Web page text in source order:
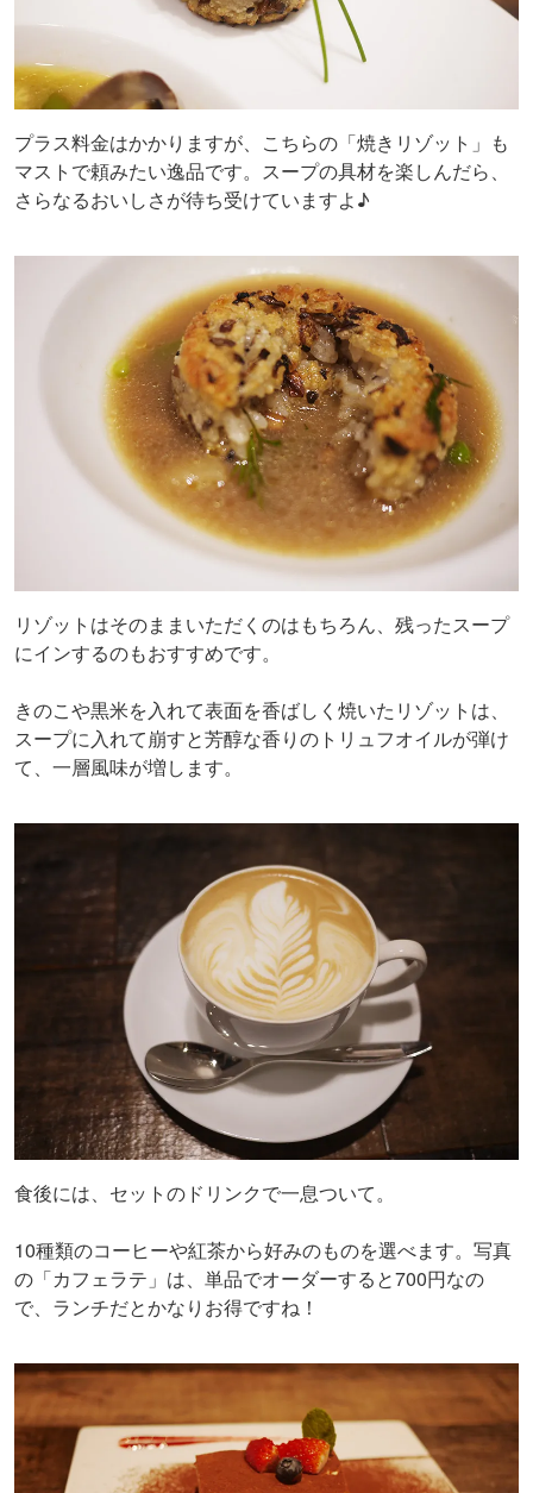
プラス料金はかかりますが、こちらの「焼きリゾット」も
マストで頼みたい逸品です。スープの具材を楽しんだら、
さらなるおいしさが待ち受けていますよ♪
リゾットはそのままいただくのはもちろん、残ったスープ
にインするのもおすすめです。
きのこや黒米を入れて表面を香ばしく焼いたリゾットは、
スープに入れて崩すと芳醇な香りのトリュフオイルが弾け
て、一層風味が増します。
食後には、セットのドリンクで一息ついて。
10種類のコーヒーや紅茶から好みのものを選べます。写真
の「カフェラテ」は、単品でオーダーすると700円なの
で、ランチだとかなりお得ですね！